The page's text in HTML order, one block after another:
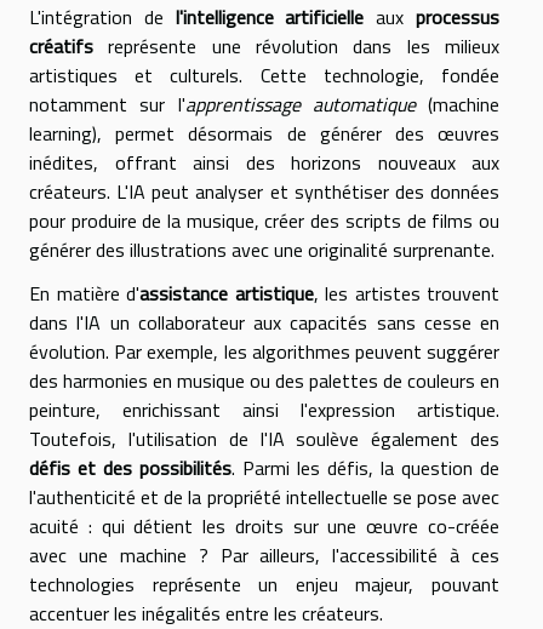
L'intégration de l'intelligence artificielle auxprocessus
créatifs représente une révolution dans les milieux
artistiques et culturels. Cette technologie, fondée
notamment sur l'apprentissage automatique(machine
learning), permet désormais de générer des œuvres
inédites, offrant ainsi des horizons nouveaux aux
créateurs. L'IA peut analyser et synthétiser des données
pour produire de la musique, créer des scripts de films ou
générer des illustrations avec une originalité surprenante.
En matière d'assistance artistique, les artistes trouvent
dans l'IA un collaborateur aux capacités sans cesse en
évolution. Par exemple, les algorithmes peuvent suggérer
des harmonies en musique ou des palettes de couleurs en
peinture, enrichissant ainsi l'expression artistique.
Toutefois, l'utilisation de l'IA soulève également des
défis et des possibilités. Parmi les défis, la question de
l'authenticité et de la propriété intellectuelle se pose avec
acuité : qui détient les droits sur une œuvre co-créée
avec une machine ? Par ailleurs, l'accessibilité à ces
technologies représente un enjeu majeur, pouvant
accentuer les inégalités entre les créateurs.